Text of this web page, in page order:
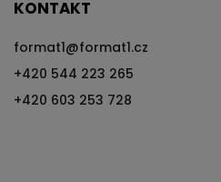
KONTAKT
format1@format1.cz
+420 544 223 265
+420 603 253 728